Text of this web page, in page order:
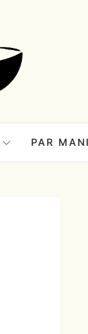
PAR MANI